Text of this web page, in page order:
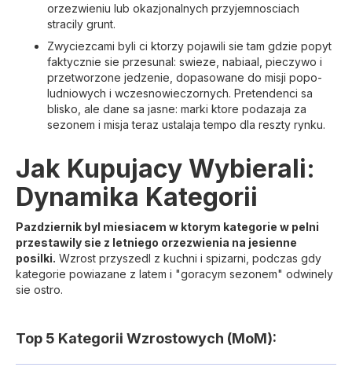
orzezwieniu lub okazjonalnych przyjemnosciach
stracily grunt.
Zwyciezcami byli ci ktorzy pojawili sie tam gdzie popyt
faktycznie sie przesunal: swieze, nabiaal, pieczywo i
przetworzone jedzenie, dopasowane do misji popo-
ludniowych i wczesnowieczornych. Pretendenci sa
blisko, ale dane sa jasne: marki ktore podazaja za
sezonem i misja teraz ustalaja tempo dla reszty rynku.
Jak Kupujacy Wybierali:
Dynamika Kategorii
Pazdziernik byl miesiacem w ktorym kategorie w pelni
przestawily sie z letniego orzezwienia na jesienne
posilki. Wzrost przyszedl z kuchni i spizarni, podczas gdy
kategorie powiazane z latem i "goracym sezonem" odwinely
sie ostro.
Top 5 Kategorii Wzrostowych (MoM):